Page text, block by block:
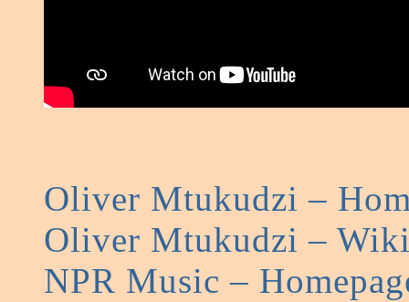
Oliver Mtukudzi –
Oliver Mtukudzi –
NPR Music –